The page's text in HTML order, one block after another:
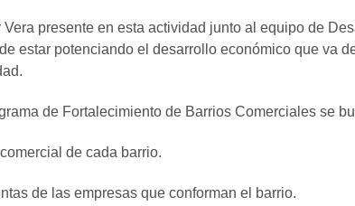
Vera presente en esta actividad junto al equipo de
estar potenciando el desarrollo económico que va
de Fortalecimiento de Barrios Comerciales se
de cada barrio.
de las empresas que conforman el barrio.